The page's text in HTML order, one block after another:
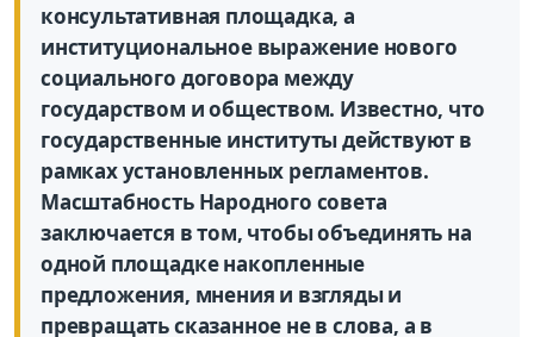
консультативная площадка, а
институциональное выражение нового
социального договора между
государством и обществом. Известно, что
государственные институты действуют в
рамках установленных регламентов.
Масштабность Народного совета
заключается в том, чтобы объединять на
одной площадке накопленные
предложения, мнения и взгляды и
превращать сказанное не в слова, а в